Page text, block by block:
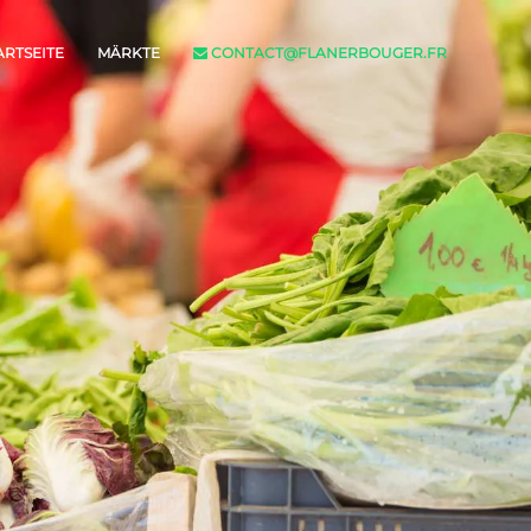
MÄRKTE CONTACT@FLANERBOUGER.FR